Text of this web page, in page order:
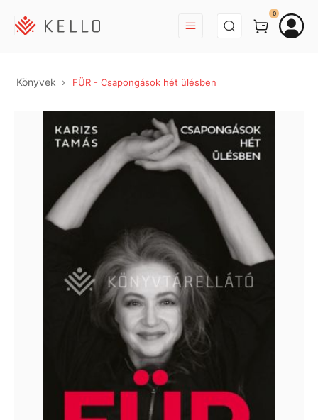
BEJELENTKEZÉS
0
Könyvek FÜR - Csapongások hét ülésben